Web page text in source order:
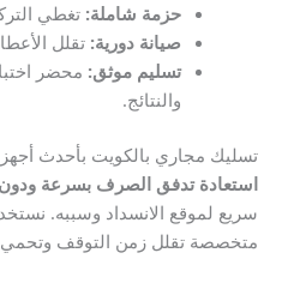
حزمة شاملة: تغطي
صيانة دورية: تقلل
تسليم موثق: محضر
والنتائج.
تسليك مجاري بالكويت بأحدث
استعادة تدفق الصرف بسرعة
سريع لموقع الانسداد وسببه.
متخصصة تقلل زمن التوقف وتحمي